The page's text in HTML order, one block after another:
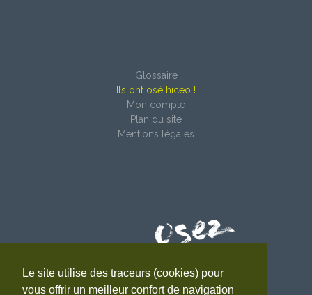
Le site utilise des traceurs (cookies) pour
vous offrir un meilleur confort de navigation
Glossaire
Ils ont osé hiceo !
Mon compte
Plan du site
Mentions légales
4 impasse du Faubourg